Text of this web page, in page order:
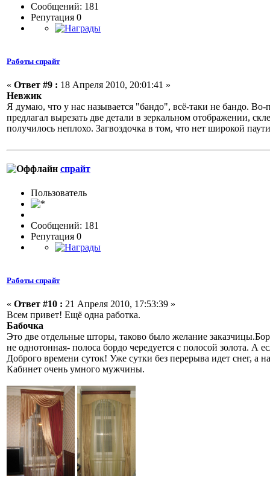
Сообщений: 181
Репутация 0
Работы спрайт
« Ответ #9 : 18 Апреля 2010, 20:01:41 »
Невжик
Я думаю, что у нас называется "бандо", всё-таки не бандо.
предлагал вырезать две детали в зеркальном отображении,
получилось неплохо. Загвоздочка в том, что нет широкой
спрайт
Пользовaтeль
Сообщений: 181
Репутация 0
Работы спрайт
« Ответ #10 : 21 Апреля 2010, 17:53:39 »
Всем привет! Ещё одна работка.
Бабочка
Это две отдельные шторы, таково было желание
не однотонная- полоса бордо чередуется с полосой золота.
Доброго времени суток! Уже сутки без перерыва идет снег, а
Кабинет очень умного мужчины.